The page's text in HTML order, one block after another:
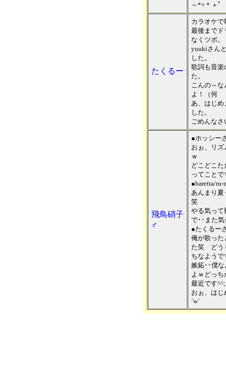
～*+＊＋ﾟ
たくるー
カラオケ
最後までド
なくツボ。
yuukiさん
した。
歌詞も音楽
た。
こんの～
よ！（何
あ、はじめ
した。
ごめんなさ
飛鳥硝子
♂
●ホッシー
おぉ、リ
ｗ
どこどこ
ってこと
●baretta/ru-
あんまり夏
笑
やる気って
で･･また
●たくるー
俺が歌った
た笑 どう
ちなようで
嫉妬･･僕
よｗどっ
最近です^^;
おぉ、は
´w`